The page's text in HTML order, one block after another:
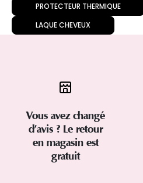
PROTECTEUR THERMIQUE
LAQUE CHEVEUX
Vous avez changé
d’avis ? Le retour
en magasin est
gratuit